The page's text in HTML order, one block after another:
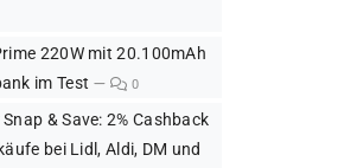
220W mit 20.100mAh
im Test
0
& Save: 2% Cashback
bei Lidl, Aldi, DM und